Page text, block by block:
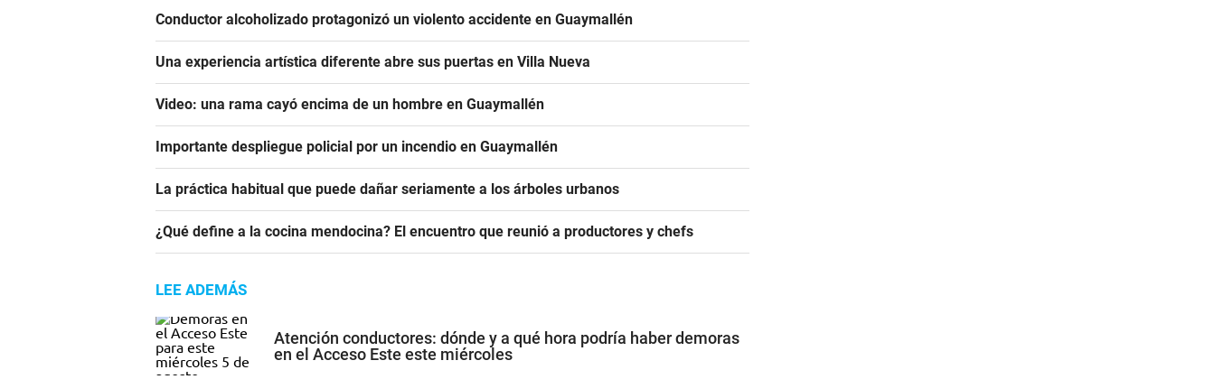
Conductor alcoholizado protagonizó un violento accidente en Guaymallén
Una experiencia artística diferente abre sus puertas en Villa Nueva
Video: una rama cayó encima de un hombre en Guaymallén
Importante despliegue policial por un incendio en Guaymallén
La práctica habitual que puede dañar seriamente a los árboles urbanos
¿Qué define a la cocina mendocina? El encuentro que reunió a productores y chefs
LEE ADEMÁS
Atención conductores: dónde y a qué hora podría haber demoras
en el Acceso Este este miércoles